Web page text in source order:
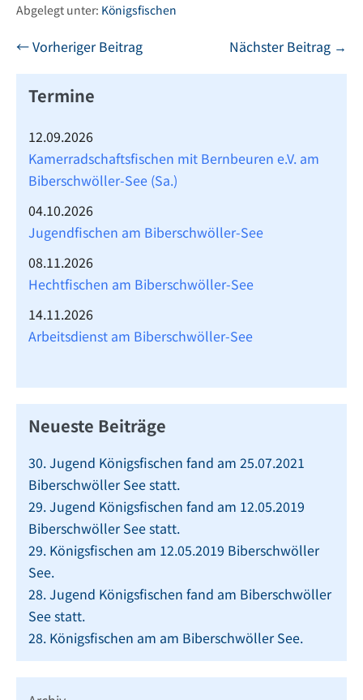
Abgelegt unter: Königsfischen
Beitragsnavigation
← Vorheriger Beitrag Nächster Beitrag →
Termine
12.09.2026
Kamerradschaftsfischen mit Bernbeuren e.V. am
Biberschwöller-See (Sa.)
04.10.2026
Jugendfischen am Biberschwöller-See
08.11.2026
Hechtfischen am Biberschwöller-See
14.11.2026
Arbeitsdienst am Biberschwöller-See
Neueste Beiträge
30. Jugend Königsfischen fand am 25.07.2021
Biberschwöller See statt.
29. Jugend Königsfischen fand am 12.05.2019
Biberschwöller See statt.
29. Königsfischen am 12.05.2019 Biberschwöller
See.
28. Jugend Königsfischen fand am Biberschwöller
See statt.
28. Königsfischen am am Biberschwöller See.